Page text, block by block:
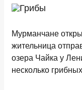
Мурманчане
жительница
озера Чайка у
несколько